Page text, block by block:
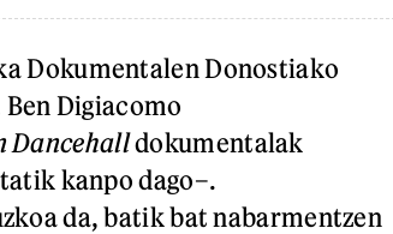
Dokumentalen Donostiako
Digiacomo
Dancehalldokumentalak
kanpo dago–.
da, batik bat nabarmentzen